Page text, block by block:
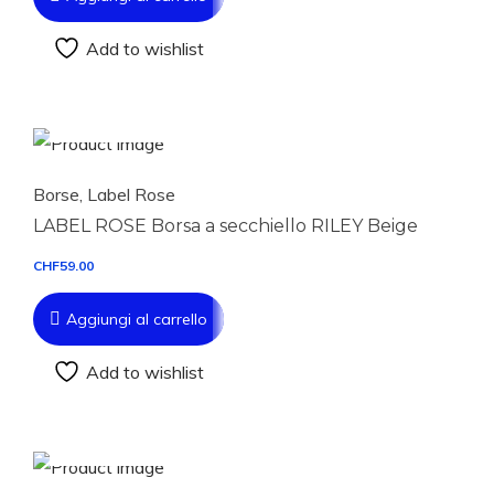
Add to wishlist
Borse Label Rose
LABEL ROSE Borsa a secchiello RILEY Beige
CHF59.00
Aggiungi al carrello
Add to wishlist